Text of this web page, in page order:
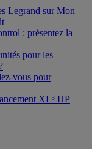
Legrand sur Mon
: présentez la
pour les
vous pour
XL³ HP